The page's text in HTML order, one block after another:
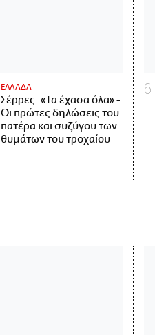
ΕΛΛΑΔΑ
Σέρρες: «Τα έχασα όλα» -
Οι πρώτες δηλώσεις του
πατέρα και συζύγου των
θυμάτων του τροχαίου